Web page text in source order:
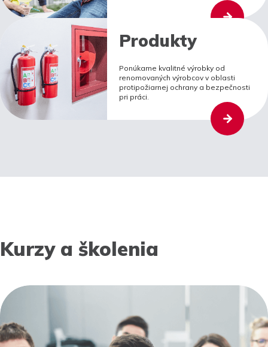
Produkty
Ponúkame kvalitné výrobky od
renomovaných výrobcov v oblasti
protipožiarnej ochrany a bezpečnosti
pri práci.
Kurzy a školenia